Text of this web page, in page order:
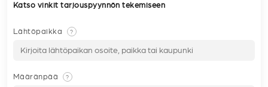
Katso vinkit tarjouspyynnön tekemiseen
Lähtöpaikka ?
Määränpää ?